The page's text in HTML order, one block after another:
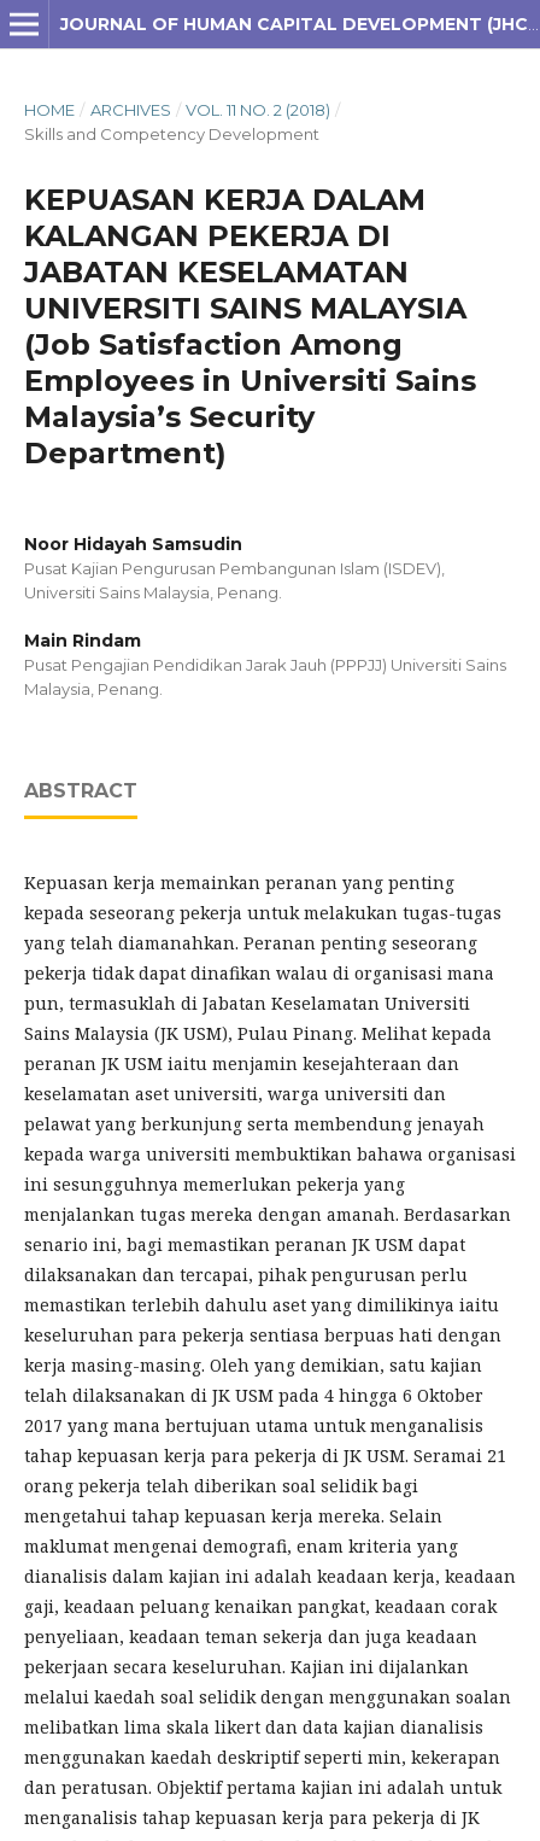
HOME / ARCHIVES / VOL. 11 NO. 2 (2018) /
Skills and Competency Development
KEPUASAN KERJA DALAM
KALANGAN PEKERJA DI
JABATAN KESELAMATAN
UNIVERSITI SAINS MALAYSIA
(Job Satisfaction Among
Employees in Universiti Sains
Malaysia’s Security
Department)
Noor Hidayah Samsudin
Pusat Kajian Pengurusan Pembangunan Islam (ISDEV),
Universiti Sains Malaysia, Penang.
Main Rindam
Pusat Pengajian Pendidikan Jarak Jauh (PPPJJ) Universiti Sains
Malaysia, Penang.
ABSTRACT
Kepuasan kerja memainkan peranan yang penting
kepada seseorang pekerja untuk melakukan tugas-tugas
yang telah diamanahkan. Peranan penting seseorang
pekerja tidak dapat dinafikan walau di organisasi mana
pun, termasuklah di Jabatan Keselamatan Universiti
Sains Malaysia (JK USM), Pulau Pinang. Melihat kepada
peranan JK USM iaitu menjamin kesejahteraan dan
keselamatan aset universiti, warga universiti dan
pelawat yang berkunjung serta membendung jenayah
kepada warga universiti membuktikan bahawa organisasi
ini sesungguhnya memerlukan pekerja yang
menjalankan tugas mereka dengan amanah. Berdasarkan
senario ini, bagi memastikan peranan JK USM dapat
dilaksanakan dan tercapai, pihak pengurusan perlu
memastikan terlebih dahulu aset yang dimilikinya iaitu
keseluruhan para pekerja sentiasa berpuas hati dengan
kerja masing-masing. Oleh yang demikian, satu kajian
telah dilaksanakan di JK USM pada 4 hingga 6 Oktober
2017 yang mana bertujuan utama untuk menganalisis
tahap kepuasan kerja para pekerja di JK USM. Seramai 21
orang pekerja telah diberikan soal selidik bagi
mengetahui tahap kepuasan kerja mereka. Selain
maklumat mengenai demografi, enam kriteria yang
dianalisis dalam kajian ini adalah keadaan kerja, keadaan
gaji, keadaan peluang kenaikan pangkat, keadaan corak
penyeliaan, keadaan teman sekerja dan juga keadaan
pekerjaan secara keseluruhan. Kajian ini dijalankan
melalui kaedah soal selidik dengan menggunakan soalan
melibatkan lima skala likert dan data kajian dianalisis
menggunakan kaedah deskriptif seperti min, kekerapan
dan peratusan. Objektif pertama kajian ini adalah untuk
menganalisis tahap kepuasan kerja para pekerja di JK